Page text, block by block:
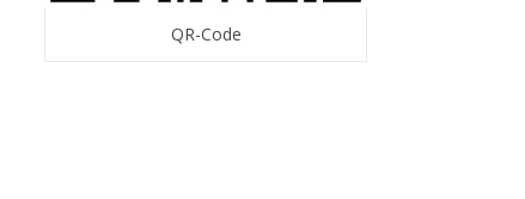
QR-Code